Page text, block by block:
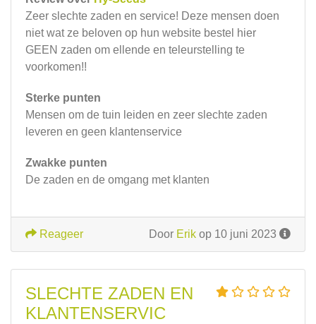
Zeer slechte zaden en service! Deze mensen doen
niet wat ze beloven op hun website bestel hier
GEEN zaden om ellende en teleurstelling te
voorkomen!!
Sterke punten
Mensen om de tuin leiden en zeer slechte zaden
leveren en geen klantenservice
Zwakke punten
De zaden en de omgang met klanten
Door Erik op 10 juni 2023
Reageer
SLECHTE ZADEN EN
KLANTENSERVIC